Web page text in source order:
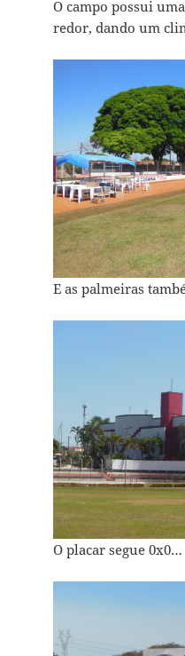
O campo possui
redor, dando um
E as palmeiras
O placar segue 0x0…